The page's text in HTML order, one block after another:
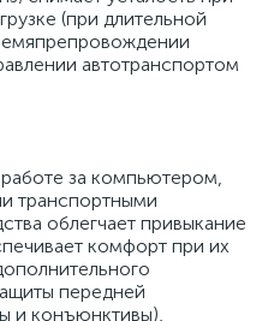
(при длительной
автотранспортом
за компьютером,
транспортными
облегчает привыкание
комфорт при их
передней
и конъюнктивы),